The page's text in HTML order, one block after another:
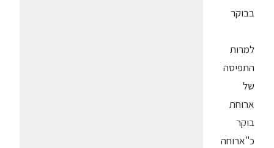
בבוקר
למרות
התפיסה
של
ארוחת
בוקר
כ"ארוחה